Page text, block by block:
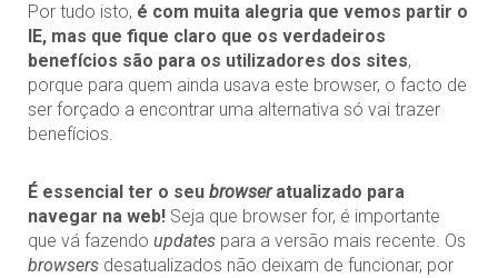
Por tudo isto, é com muita alegria que vemos partir o
IE, mas que fique claro que os verdadeiros
benefícios são para os utilizadores dos sites,
porque para quem ainda usava este browser, o facto de
ser forçado a encontrar uma alternativa só vai trazer
benefícios.
É essencial ter o seu browseratualizado para
navegar na web! Seja que browser for, é importante
que vá fazendo updates para a versão mais recente. Os
browsers desatualizados não deixam de funcionar, por